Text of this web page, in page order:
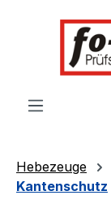
springen
Hebezeuge
Kantenschutz